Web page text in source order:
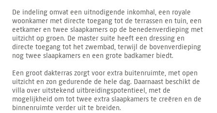
De indeling omvat een uitnodigende inkomhal, een royale
woonkamer met directe toegang tot de terrassen en tuin, een
eetkamer en twee slaapkamers op de benedenverdieping met
uitzicht op groen. De master suite heeft een dressing en
directe toegang tot het zwembad, terwijl de bovenverdieping
nog twee slaapkamers en een grote badkamer biedt.
Een groot dakterras zorgt voor extra buitenruimte, met open
uitzicht en zon gedurende de hele dag. Daarnaast beschikt de
villa over uitstekend uitbreidingspotentieel, met de
mogelijkheid om tot twee extra slaapkamers te creëren en de
binnenruimte verder uit te breiden.